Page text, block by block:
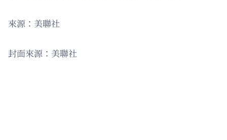
來源：美聯社
封面來源：美聯社